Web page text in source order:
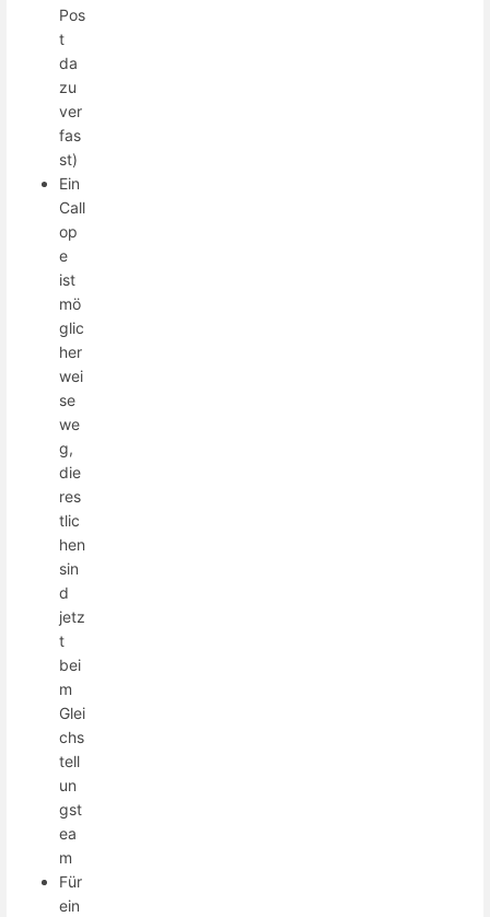
Pos
t
da
zu
ver
fas
st)
Ein
Call
op
e
ist
mö
glic
her
wei
se
we
g,
die
res
tlic
hen
sin
d
jetz
t
bei
m
Glei
chs
tell
un
gst
ea
m
Für
ein